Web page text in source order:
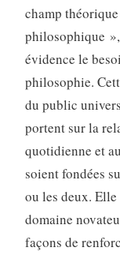
champ
philosophique
évidence le
philosophie.
du public
portent sur la
quotidienne et
soient fondées
ou les deux.
domaine
façons de